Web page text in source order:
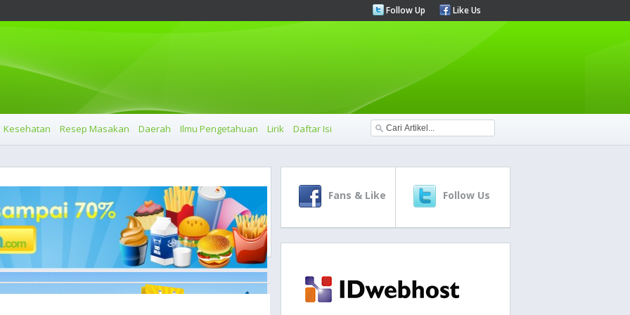
Follow Up Like Us
Kesehatan Resep Masakan Daerah Ilmu Pengetahuan Lirik Daftar Isi
Fans & Like Follow Us